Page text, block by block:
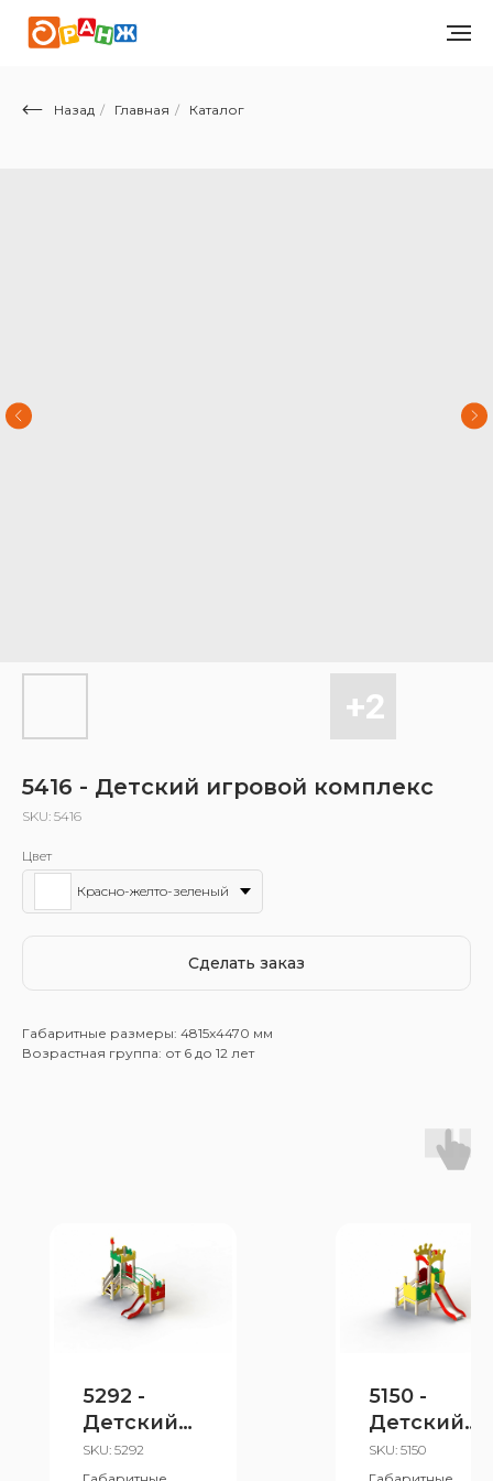
Назад / Главная / Каталог
5416 - Детский игровой комплекс
SKU: 5416
Цвет
Красно-желто-зеленый
Сделать заказ
Габаритные размеры: 4815x4470 мм
Возрастная группа: от 6 до 12 лет
5292 -
Детский
игровой
комплекс
SKU: 5292
5150 -
Детский
игровой
комплекс
SKU: 5150